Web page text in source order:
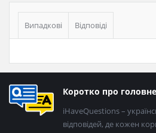
Бічна
панель
Випадкові Відповіді
Нижній
колонтитул
Коротко про головне
iHaveQuestions –
відповідей, де кожен